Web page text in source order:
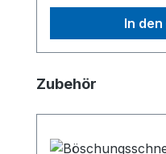
Jederzeitige
Gleismaterials -
die Gleisbettung
mmGleisbettbreite
In
Produktgalerie
Zubehör